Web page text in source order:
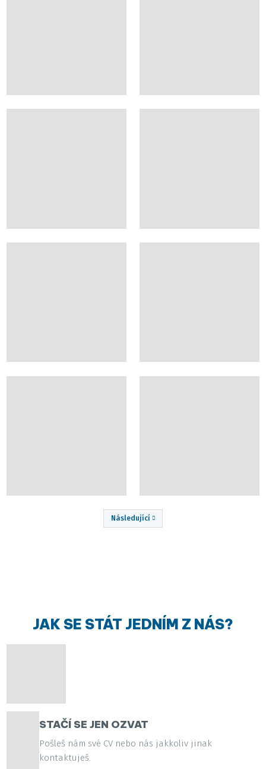
Předchozí
Následující
JAK SE STÁT JEDNÍM Z NÁS?
STAČÍ SE JEN OZVAT
Pošleš nám své CV nebo nás jakkoliv jinak
kontaktuješ.